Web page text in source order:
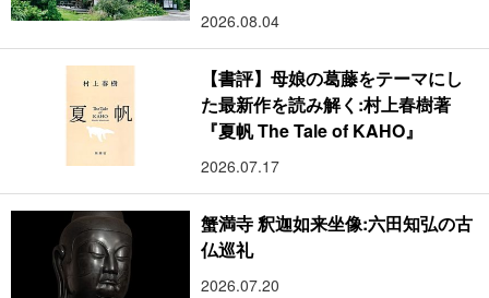
2026.08.04
【書評】母娘の葛藤をテーマにし
た最新作を読み解く:村上春樹著
『夏帆 The Tale of KAHO』
2026.07.17
蟹満寺 釈迦如来坐像:六田知弘の古
仏巡礼
2026.07.20